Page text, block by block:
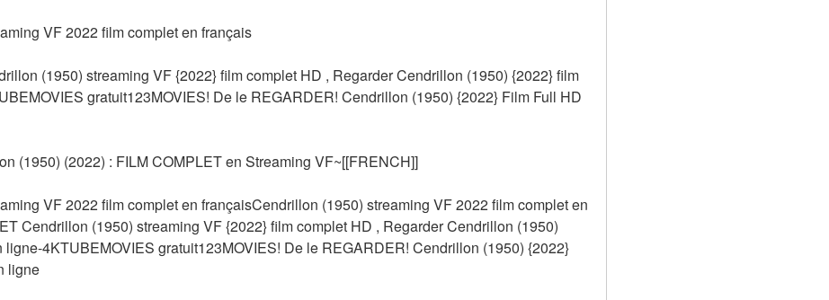
VF 2022 film complet en français
(1950) streaming VF {2022} film complet HD , Regarder Cendrillon (1950) {2022} film
gratuit123MOVIES! De le REGARDER! Cendrillon (1950) {2022} Film Full HD
(1950) (2022) : FILM COMPLET en Streaming VF~[[FRENCH]]
VF 2022 film complet en françaisCendrillon (1950) streaming VF 2022 film complet en
Cendrillon (1950) streaming VF {2022} film complet HD , Regarder Cendrillon (1950)
ligne-4KTUBEMOVIES gratuit123MOVIES! De le REGARDER! Cendrillon (1950) {2022}
ligne